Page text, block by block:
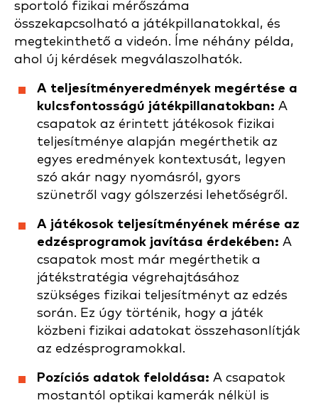
sportoló fizikai mérőszáma
összekapcsolható a játékpillanatokkal, és
megtekinthető a videón. Íme néhány példa,
ahol új kérdések megválaszolhatók.
A teljesítményeredmények megértése a
kulcsfontosságú játékpillanatokban: A
csapatok az érintett játékosok fizikai
teljesítménye alapján megérthetik az
egyes eredmények kontextusát, legyen
szó akár nagy nyomásról, gyors
szünetről vagy gólszerzési lehetőségről.
A játékosok teljesítményének mérése az
edzésprogramok javítása érdekében: A
csapatok most már megérthetik a
játékstratégia végrehajtásához
szükséges fizikai teljesítményt az edzés
során. Ez úgy történik, hogy a játék
közbeni fizikai adatokat összehasonlítják
az edzésprogramokkal.
Pozíciós adatok feloldása: A csapatok
mostantól optikai kamerák nélkül is